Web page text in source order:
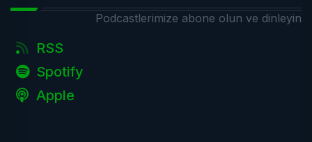
Podcastlerimize abone olun ve dinleyin
RSS
Spotify
Apple